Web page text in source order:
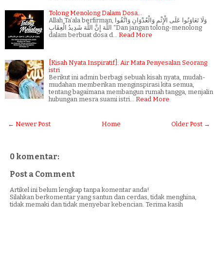
Tolong Menolong Dalam Dosa...
Allah Ta’ala berfirman, وَلَا تَعَاوَنُوا عَلَى الْإِثْمِ وَالْعُدْوَانِ وَاتَّقُوا
اللَّهَ إِنَّ اللَّهَ شَدِيدُ الْعِقَابِ “Dan jangan tolong-menolong
dalam berbuat dosa d…
Read More
[Kisah Nyata Inspiratif]: Air Mata Penyesalan Seorang
istri
Berikut ini admin berbagi sebuah kisah nyata, mudah-
mudahan memberikan menginspirasi kita semua,
tentang bagaimana membangun rumah tangga, menjalin
hubungan mesra suami istri…
Read More
← Newer Post Older Post →
Home
0 komentar:
Post a Comment
Artikel ini belum lengkap tanpa komentar anda!
Silahkan berkomentar yang santun dan cerdas, tidak menghina,
tidak memaki dan tidak menyebar kebencian. Terima kasih